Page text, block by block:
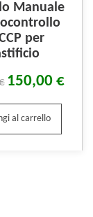
Manuale
per
150,00 €
al carrello